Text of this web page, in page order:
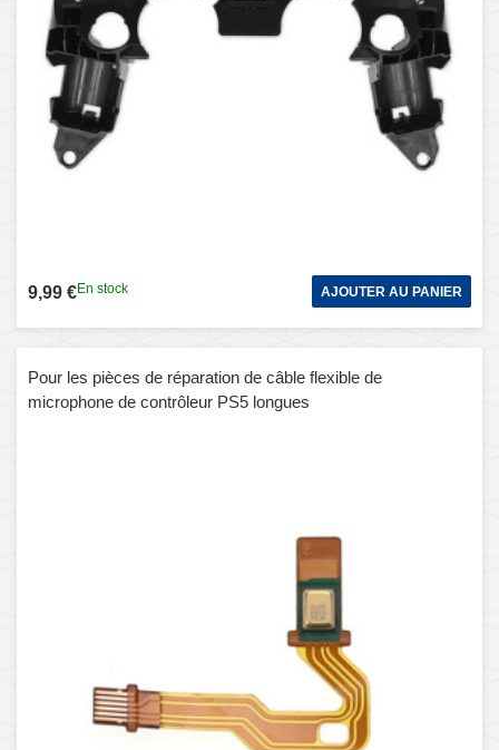
9,99 €En stock AJOUTER AU PANIER
Pour les pièces de réparation de câble flexible de
microphone de contrôleur PS5 longues